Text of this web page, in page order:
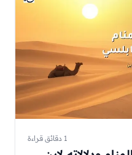
1 دقائق قراءة